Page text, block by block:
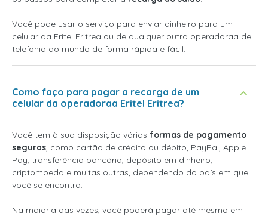
Você pode usar o serviço para enviar dinheiro para um
celular da Eritel Eritrea ou de qualquer outra operadoraa de
telefonia do mundo de forma rápida e fácil.
Como faço para pagar a recarga de um
celular da operadoraa Eritel Eritrea?
Você tem à sua disposição várias formas de pagamento
seguras, como cartão de crédito ou débito, PayPal, Apple
Pay, transferência bancária, depósito em dinheiro,
criptomoeda e muitas outras, dependendo do país em que
você se encontra.
Na maioria das vezes, você poderá pagar até mesmo em